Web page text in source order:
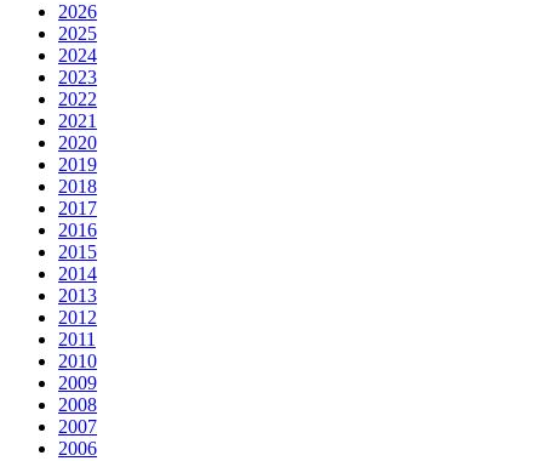
2026
2025
2024
2023
2022
2021
2020
2019
2018
2017
2016
2015
2014
2013
2012
2011
2010
2009
2008
2007
2006